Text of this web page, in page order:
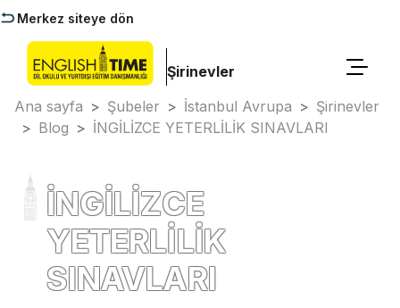
Merkez siteye dön
Şirinevler
Ana sayfa > Şubeler > İstanbul Avrupa > Şirinevler
> Blog > İNGİLİZCE YETERLİLİK SINAVLARI
İNGİLİZCE
YETERLİLİK
SINAVLARI